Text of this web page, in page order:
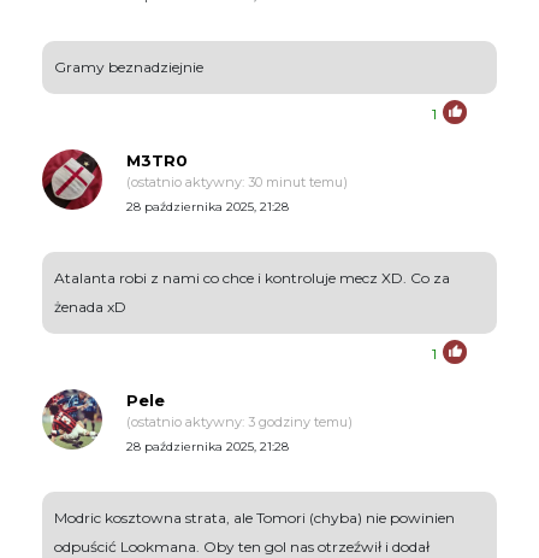
Gramy beznadziejnie
1
M3TR0
(ostatnio aktywny: 30 minut temu)
28 października 2025, 21:28
Atalanta robi z nami co chce i kontroluje mecz XD. Co za
żenada xD
1
Pele
(ostatnio aktywny: 3 godziny temu)
28 października 2025, 21:28
Modric kosztowna strata, ale Tomori (chyba) nie powinien
odpuścić Lookmana. Oby ten gol nas otrzeźwił i dodał